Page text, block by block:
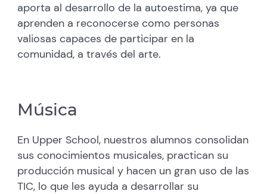
aporta al desarrollo de la autoestima, ya que
aprenden a reconocerse como personas
valiosas capaces de participar en la
comunidad, a través del arte.
Música
En Upper School, nuestros alumnos consolidan
sus conocimientos musicales, practican su
producción musical y hacen un gran uso de las
TIC, lo que les ayuda a desarrollar su